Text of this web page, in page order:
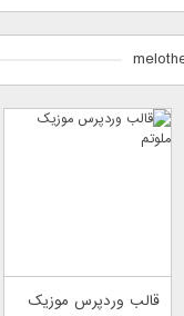
قالب وردپرس موزیک